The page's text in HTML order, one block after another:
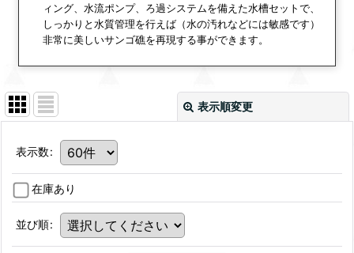
ィング、水流ポンプ、ろ過システムを備えた水槽セットで、
しっかりと水質管理を行えば（水の汚れなどには敏感です）
非常に美しいサンゴ礁を再現する事ができます。
表示順変更
表示数:
在庫あり
並び順: